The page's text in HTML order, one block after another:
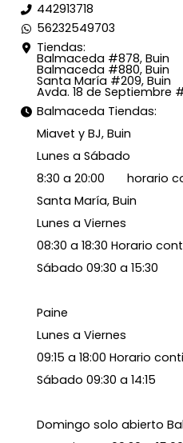
442913718
56232549703
Tiendas:
Balmaceda #878, Buin
Balmaceda #880, Buin
Santa María #209, Buin
Avda. 18 de Septiembre
Balmaceda Tiendas:
Miavet y BJ, Buin
Lunes a Sábado
8:30 a 20:00 horario
Santa María, Buin
Lunes a Viernes
08:30 a 18:30 Horario
Sábado 09:30 a 15:30
Paine
Lunes a Viernes
09:15 a 18:00 Horario
Sábado 09:30 a 14:15
Domingo solo abierto